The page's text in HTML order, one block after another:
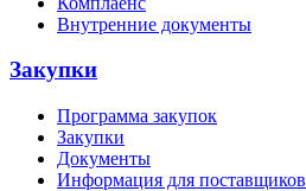
Внутренние документы
Закупки
Программа закупок
Закупки
Документы
Информация для поставщиков